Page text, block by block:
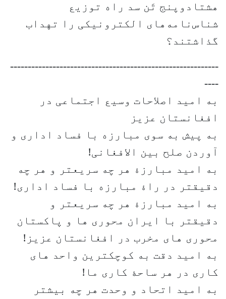
هشتادوپنج تَن سد راه توزیع
شناس‌نامه‌های الکترونیکی را تهداب
گذاشتند؟
-----------------------------------------------------------
----
به امید اصلاحات وسیع اجتماعی در
افغانستان عزیز
به پیش به سوی مبارزه با فساد اداری و
آوردن صلح بین الافغانی!
به امید مبارزۀ هر چه سریعتر و هر چه
دقیقتر در راۀ مبارزه با فساد اداری!
به امید مبارزۀ هر چه سریعتر و
دقیقتر با ایران محوری ها و پاکستان
محوری های مخرب در افغانستان عزیز!
به امید دقت به کوچکترین واحد های
کاری در هر ساحۀ کاری ما!
به امید اتحاد و وحدت هر چه بیشتر